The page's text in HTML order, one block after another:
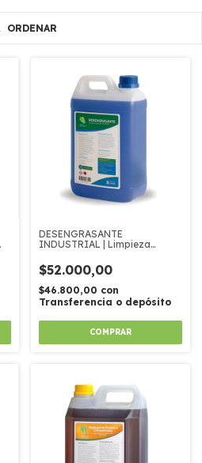
ORDENAR
DESENGRASANTE
INDUSTRIAL | Limpieza
$52.000,00
$46.800,00 con
Transferencia o depósito